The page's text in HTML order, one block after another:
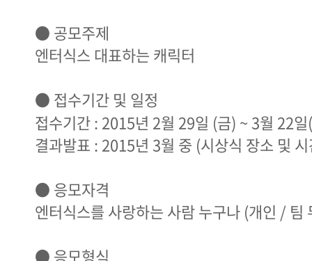
● 공모주제
엔터식스 대표하는 캐릭터
● 접수기간 및 일정
접수기간 : 2015년 2월 29일 (금) ~ 3월 22
결과발표 : 2015년 3월 중 (시상식 장소 및
● 응모자격
엔터식스를 사랑하는 사람 누구나 (개인 / 팀
● 응모형식